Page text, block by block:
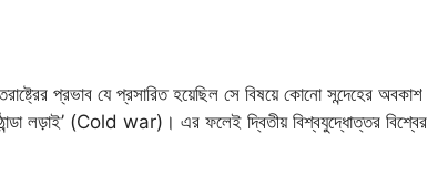
প্রভাব যে প্রসারিত হয়েছিল সে বিষয়ে কোনো সন্দেহের অবকাশ
লড়াই’ (Cold war)। এর ফলেই দ্বিতীয় বিশ্বযুদ্ধোত্তর বিশ্বের